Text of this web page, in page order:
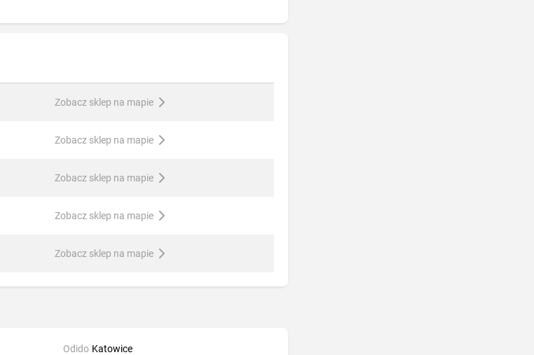
Zobacz sklep na mapie
Zobacz sklep na mapie
Zobacz sklep na mapie
Zobacz sklep na mapie
Zobacz sklep na mapie
Odido Katowice